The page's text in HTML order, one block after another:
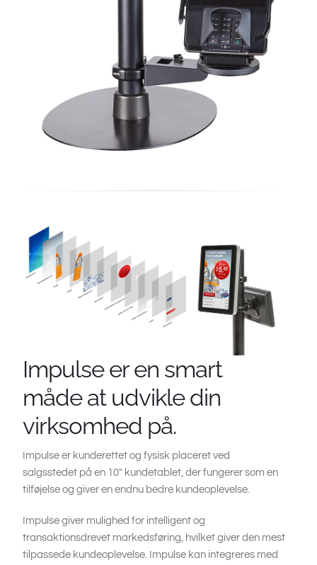
Impulse er en smart
måde at udvikle din
virksomhed på.
Impulse er kunderettet og fysisk placeret ved
salgsstedet på en 10" kundetablet, der fungerer som en
tilføjelse og giver en endnu bedre kundeoplevelse.
Impulse giver mulighed for intelligent og
transaktionsdrevet markedsføring, hvilket giver den mest
tilpassede kundeoplevelse. Impulse kan integreres med